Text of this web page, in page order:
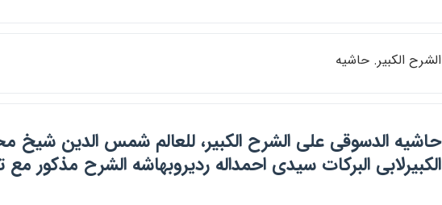
الشرح الكبير. حاشيه
حاشيه الدسوقي علي الشرح الكبير، للعالم شمس الدين شيخ
الكبيرلابي البركات سيدي احمداله رديروبهاشه الشرح مذكور